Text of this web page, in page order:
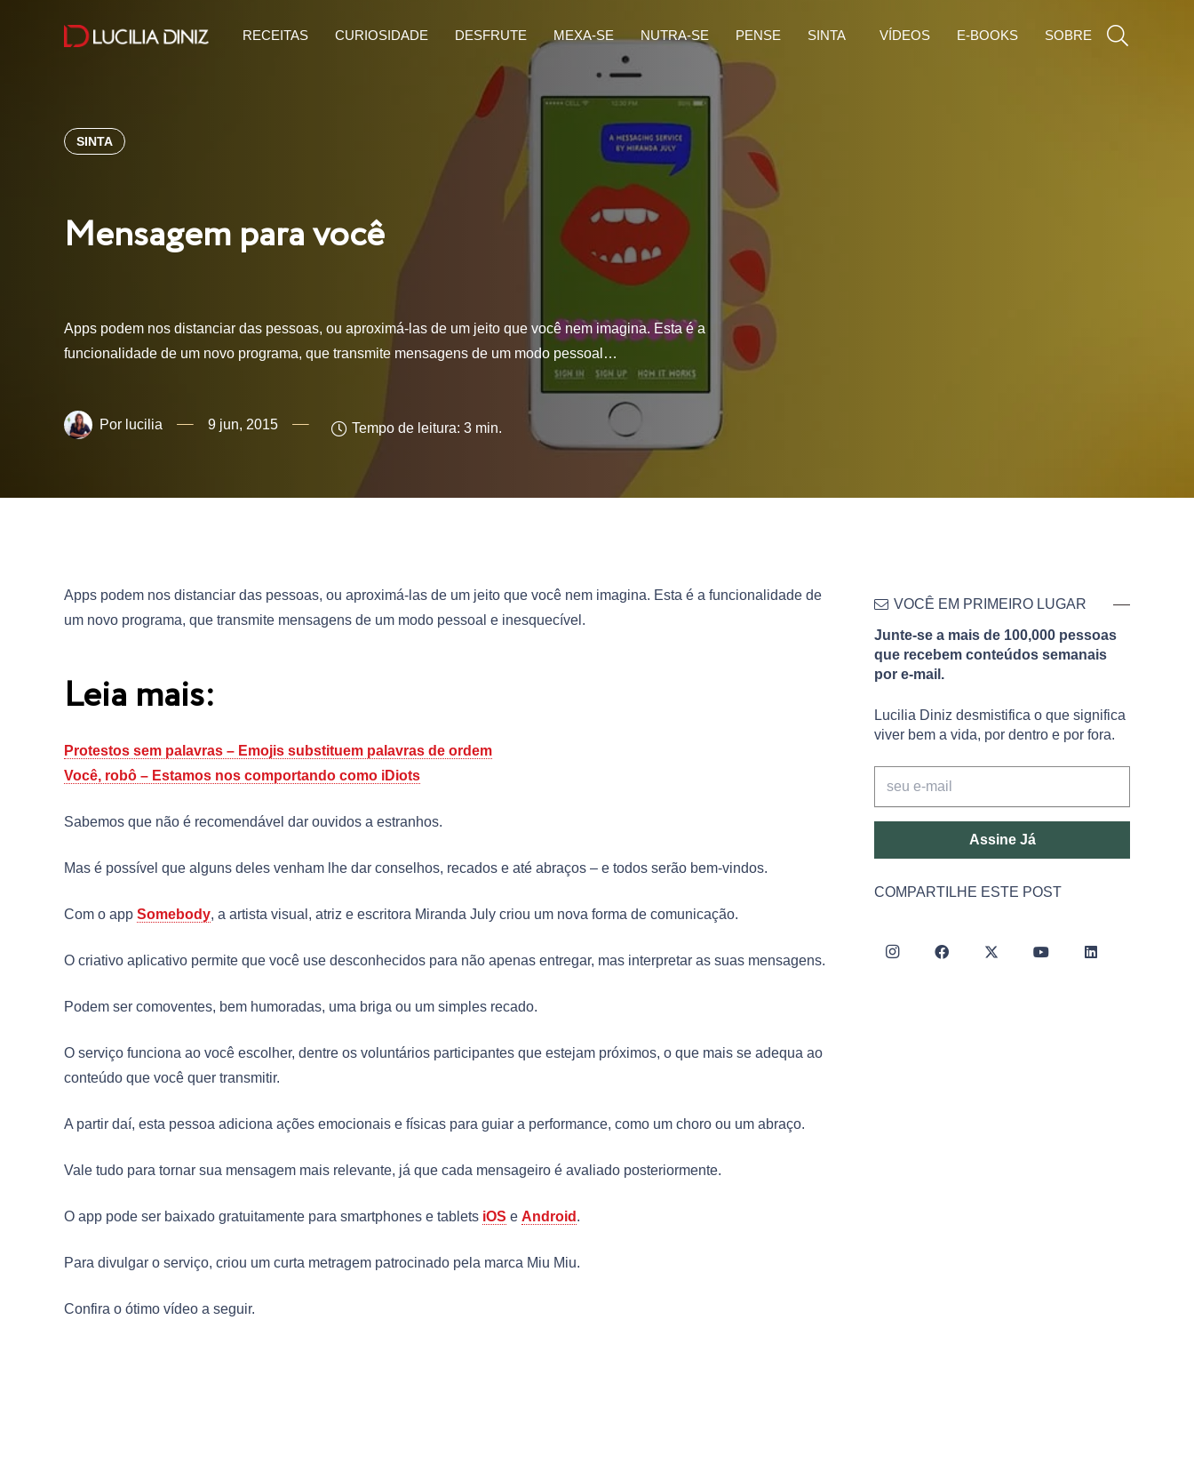
RECEITAS CURIOSIDADE DESFRUTE MEXA-SE NUTRA-SE PENSE SINTA VÍDEOS E-BOOKS SOBRE
SINTA
Mensagem para você
Apps podem nos distanciar das pessoas, ou aproximá-las de um jeito que você nem imagina. Esta é a
funcionalidade de um novo programa, que transmite mensagens de um modo pessoal…
lucilia 9 jun, 2015 Tempo de leitura: 3 min.
Apps podem nos distanciar das pessoas, ou aproximá-las de um jeito que você nem imagina. Esta é a funcionalidade de
um novo programa, que transmite mensagens de um modo pessoal e inesquecível.
Leia mais:
Protestos sem palavras – Emojis substituem palavras de ordem
Você, robô – Estamos nos comportando como iDiots
Sabemos que não é recomendável dar ouvidos a estranhos.
Mas é possível que alguns deles venham lhe dar conselhos, recados e até abraços – e todos serão bem-vindos.
Com o app Somebody, a artista visual, atriz e escritora Miranda July criou um nova forma de comunicação.
O criativo aplicativo permite que você use desconhecidos para não apenas entregar, mas interpretar as suas mensagens.
Podem ser comoventes, bem humoradas, uma briga ou um simples recado.
O serviço funciona ao você escolher, dentre os voluntários participantes que estejam próximos, o que mais se adequa ao
conteúdo que você quer transmitir.
A partir daí, esta pessoa adiciona ações emocionais e físicas para guiar a performance, como um choro ou um abraço.
Vale tudo para tornar sua mensagem mais relevante, já que cada mensageiro é avaliado posteriormente.
O app pode ser baixado gratuitamente para smartphones e tablets iOS e Android .
Para divulgar o serviço, criou um curta metragem patrocinado pela marca Miu Miu.
Confira o ótimo vídeo a seguir.
VOCÊ EM PRIMEIRO LUGAR
Junte-se a mais de 100,000 pessoas
que recebem conteúdos semanais
por e-mail.
Lucilia Diniz desmistifica o que significa
viver bem a vida, por dentro e por fora.
Assine Já
COMPARTILHE ESTE POST